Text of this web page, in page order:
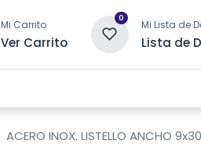
Mi Carrito
Ver Carrito
0 Mi Lista de
Lista de
ACERO INOX. LISTELLO ANCHO